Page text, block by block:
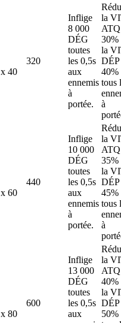
x 40
320
Inflige
8 000
DÉG
toutes
les 0,5s
aux
ennemis
à
portée.
la
30%
la
DÉP
40%
tous
à
x 60
440
Inflige
10 000
DÉG
toutes
les 0,5s
aux
ennemis
à
portée.
la
35%
la
DÉP
45%
tous
à
x 80
600
Inflige
13 000
DÉG
toutes
les 0,5s
aux
la
40%
la
DÉP
50%